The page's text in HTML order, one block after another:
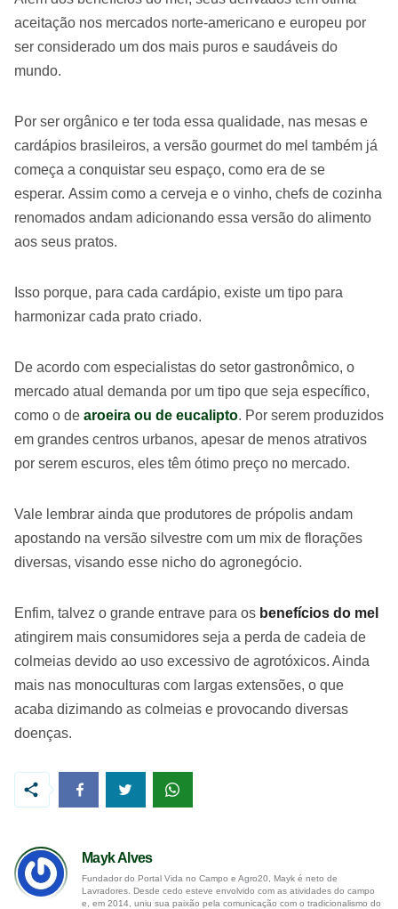
aceitação nos mercados norte-americano e europeu por
ser considerado um dos mais puros e saudáveis do
mundo.
Por ser orgânico e ter toda essa qualidade, nas mesas e
cardápios brasileiros, a versão gourmet do mel também já
começa a conquistar seu espaço, como era de se
esperar. Assim como a cerveja e o vinho, chefs de cozinha
renomados andam adicionando essa versão do alimento
aos seus pratos.
Isso porque, para cada cardápio, existe um tipo para
harmonizar cada prato criado.
De acordo com especialistas do setor gastronômico, o
mercado atual demanda por um tipo que seja específico,
como o de aroeira ou de eucalipto. Por serem produzidos
em grandes centros urbanos, apesar de menos atrativos
por serem escuros, eles têm ótimo preço no mercado.
Vale lembrar ainda que produtores de própolis andam
apostando na versão silvestre com um mix de florações
diversas, visando esse nicho do agronegócio.
Enfim, talvez o grande entrave para os benefícios do mel
atingirem mais consumidores seja a perda de cadeia de
colmeias devido ao uso excessivo de agrotóxicos. Ainda
mais nas monoculturas com largas extensões, o que
acaba dizimando as colmeias e provocando diversas
doenças.
Mayk Alves
Fundador do Portal Vida no Campo e Agro20, Mayk é neto de
Lavradores. Desde cedo esteve envolvido com as atividades do campo
e, em 2014, uniu sua paixão pela comunicação com o tradicionalismo do